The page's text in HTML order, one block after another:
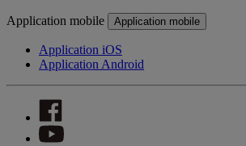
Application mobile Application mobile
Application iOS
Application Android